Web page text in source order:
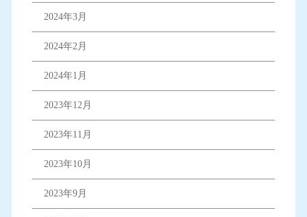
2024年3月
2024年2月
2024年1月
2023年12月
2023年11月
2023年10月
2023年9月